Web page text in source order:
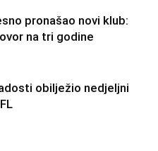
pronašao novi klub:
na tri godine
obilježio nedjeljni